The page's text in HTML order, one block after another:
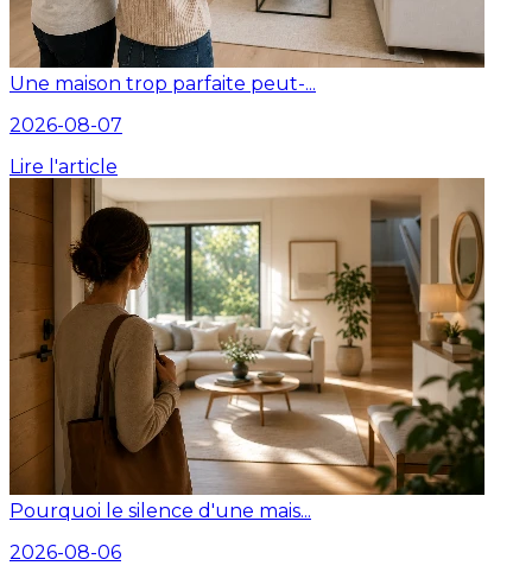
Une maison trop parfaite peut-...
2026-08-07
Lire l'article
Pourquoi le silence d'une mais...
2026-08-06